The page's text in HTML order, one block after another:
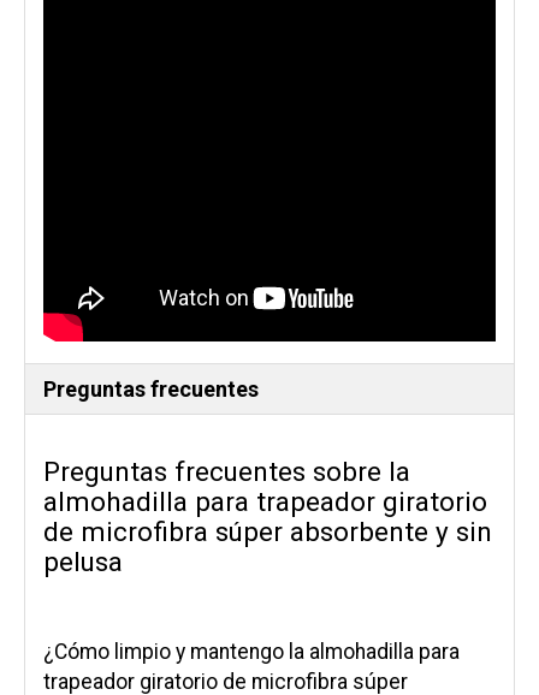
Preguntas frecuentes
Preguntas frecuentes sobre la
almohadilla para trapeador giratorio
de microfibra súper absorbente y sin
pelusa
¿Cómo limpio y mantengo la almohadilla para
trapeador giratorio de microfibra súper